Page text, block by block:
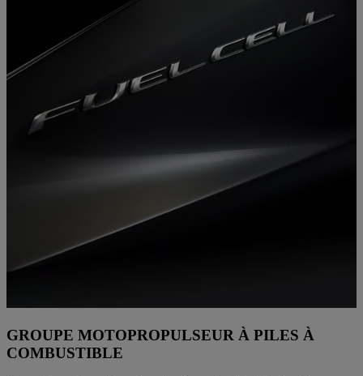
GROUPE MOTOPROPULSEUR À PILES À
COMBUSTIBLE